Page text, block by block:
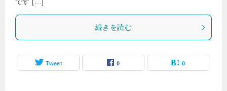
です […]
続きを読む
Tweet 0 0